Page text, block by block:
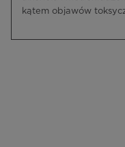
kątem objawów